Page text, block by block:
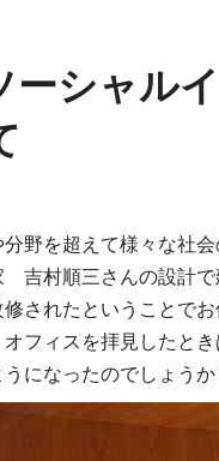
ーシャル
分野を超えて様々な社
吉村順三さんの設計で
修されたということで
オフィスを拝見したと
うになったのでしょうか